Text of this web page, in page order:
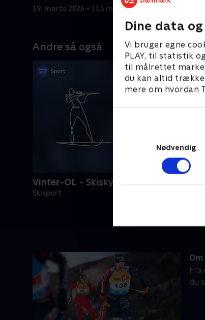
Dine data
Vi bruger egne
PLAY, til statistik
til målrettet
du kan altid trække
mere om hvordan
Nødvendig
19. marts 2026 • 115 min
Andre så også
Vinter-OL - Skiskydning
Skisport
du